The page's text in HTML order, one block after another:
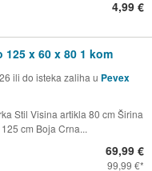
4,99 €
x 60 x 80 1 kom
ili do isteka zaliha u Pevex
Stil Visina artikla 80 cm Širina
cm Boja Crna...
69,99 €
99,99 €